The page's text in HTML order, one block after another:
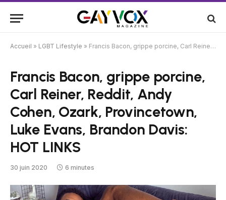
Accueil » LGBT Lifestyle » Francis Bacon, grippe porcine, Carl Reiner, Reddit, Andy Cohen, Ozark, Provincetown, Luke Evans, Brandon Davis: HOT LINKS
Francis Bacon, grippe porcine,
Carl Reiner, Reddit, Andy
Cohen, Ozark, Provincetown,
Luke Evans, Brandon Davis:
HOT LINKS
30 juin 2020 6 minutes